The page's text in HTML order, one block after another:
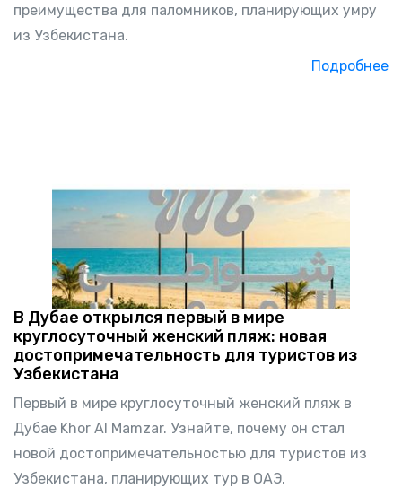
преимущества для паломников, планирующих умру
из Узбекистана.
Подробнее
В Дубае открылся первый в мире
круглосуточный женский пляж: новая
достопримечательность для туристов из
Узбекистана
Первый в мире круглосуточный женский пляж в
Дубае Khor Al Mamzar. Узнайте, почему он стал
новой достопримечательностью для туристов из
Узбекистана, планирующих тур в ОАЭ.